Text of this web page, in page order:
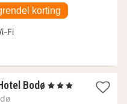
70,56
€
korting
Fi
Bodø 1
, 3 Sterren